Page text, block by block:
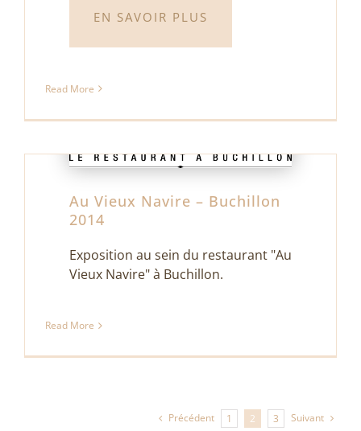
EN SAVOIR PLUS
Read More
Au Vieux Navire – Buchillon
2014
Exposition au sein du restaurant "Au
Vieux Navire" à Buchillon.
Read More
Précédent 1 2 3 Suivant